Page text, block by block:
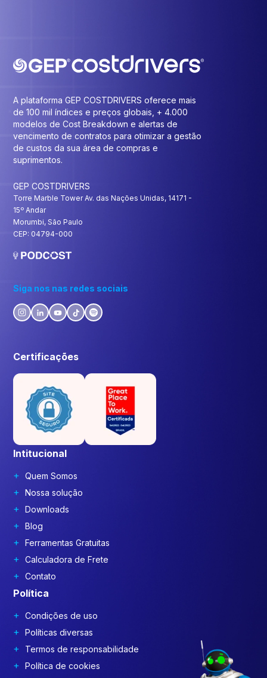
A plataforma GEP COSTDRIVERS oferece mais
de 100 mil índices e preços globais, + 4.000
modelos de Cost Breakdown e alertas de
vencimento de contratos para otimizar a gestão
de custos da sua área de compras e
suprimentos.
GEP COSTDRIVERS
Torre Marble Tower Av. das Nações Unidas, 14171 -
15º Andar
Morumbi, São Paulo
CEP: 04794-000
Intitucional
Quem Somos
Nossa solução
Downloads
Blog
Ferramentas Gratuitas
Calculadora de Frete
Contato
Política
Condições de uso
Políticas diversas
Termos de responsabilidade
Política de cookies
Siga nos nas redes sociais
Certificações